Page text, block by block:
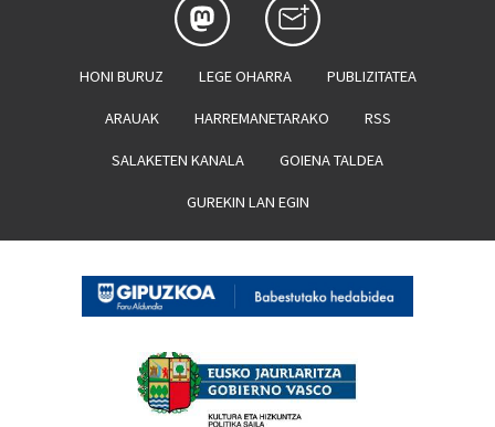
HONI BURUZ LEGE OHARRA PUBLIZITATEA
ARAUAK HARREMANETARAKO RSS
SALAKETEN KANALA GOIENA TALDEA
GUREKIN LAN EGIN